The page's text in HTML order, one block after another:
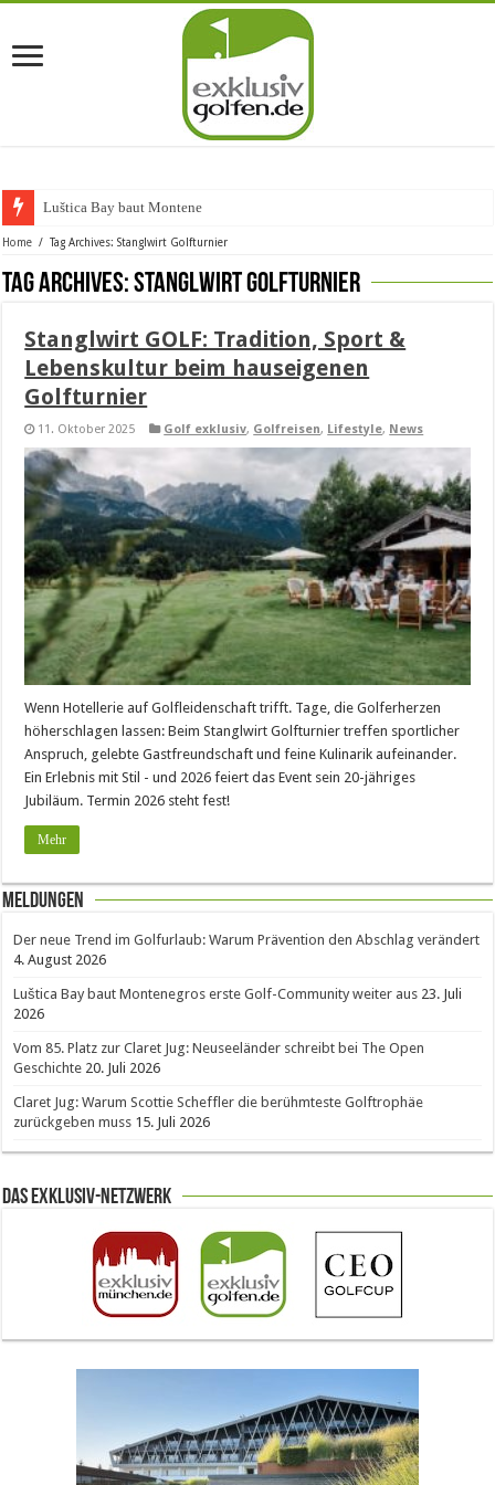
Luštica Bay baut Montenegros
Home / Tag Archives: Stanglwirt Golfturnier
Tag Archives:Stanglwirt Golfturnier
Stanglwirt GOLF: Tradition, Sport &
Lebenskultur beim hauseigenen
Golfturnier
11. Oktober 2025 Golf exklusiv, Golfreisen, Lifestyle, News
Wenn Hotellerie auf Golfleidenschaft trifft. Tage, die Golferherzen
höherschlagen lassen: Beim Stanglwirt Golfturnier treffen sportlicher
Anspruch, gelebte Gastfreundschaft und feine Kulinarik aufeinander.
Ein Erlebnis mit Stil - und 2026 feiert das Event sein 20-jähriges
Jubiläum. Termin 2026 steht fest!
Mehr
Meldungen
Der neue Trend im Golfurlaub: Warum Prävention den Abschlag verändert
4. August 2026
Luštica Bay baut Montenegros erste Golf-Community weiter aus 23. Juli
2026
Vom 85. Platz zur Claret Jug: Neuseeländer schreibt bei The Open
Geschichte 20. Juli 2026
Claret Jug: Warum Scottie Scheffler die berühmteste Golftrophäe
zurückgeben muss 15. Juli 2026
Das Exklusiv-Netzwerk